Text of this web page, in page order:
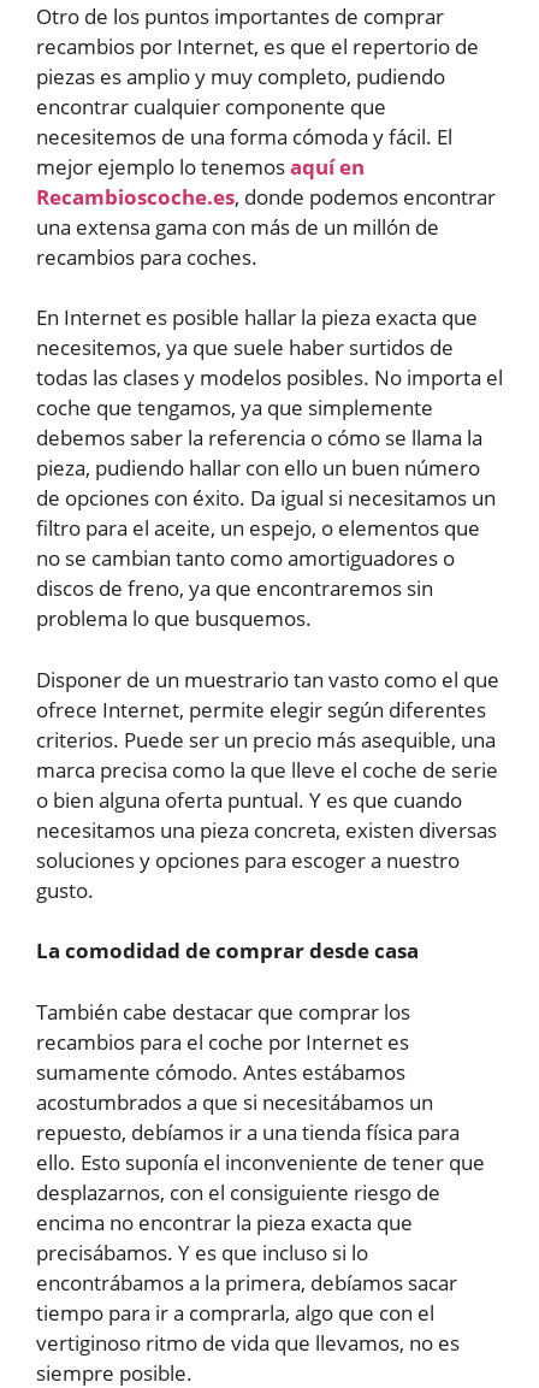
Otro de los puntos importantes de comprar
recambios por Internet, es que el repertorio de
piezas es amplio y muy completo, pudiendo
encontrar cualquier componente que
necesitemos de una forma cómoda y fácil. El
mejor ejemplo lo tenemosaquí en
Recambioscoche.es, donde podemos encontrar
una extensa gama con más de un millón de
recambios para coches.
En Internet es posible hallar la pieza exacta que
necesitemos, ya que suele haber surtidos de
todas las clases y modelos posibles. No importa el
coche que tengamos, ya que simplemente
debemos saber la referencia o cómo se llama la
pieza, pudiendo hallar con ello un buen número
de opciones con éxito. Da igual si necesitamos un
filtro para el aceite, un espejo, o elementos que
no se cambian tanto como amortiguadores o
discos de freno, ya que encontraremos sin
problema lo que busquemos.
Disponer de un muestrario tan vasto como el que
ofrece Internet, permite elegir según diferentes
criterios. Puede ser un precio más asequible, una
marca precisa como la que lleve el coche de serie
o bien alguna oferta puntual. Y es que cuando
necesitamos una pieza concreta, existen diversas
soluciones y opciones para escoger a nuestro
gusto.
La comodidad de comprar desde casa
También cabe destacar que comprar los
recambios para el coche por Internet es
sumamente cómodo. Antes estábamos
acostumbrados a que si necesitábamos un
repuesto, debíamos ir a una tienda física para
ello. Esto suponía el inconveniente de tener que
desplazarnos, con el consiguiente riesgo de
encima no encontrar la pieza exacta que
precisábamos. Y es que incluso si lo
encontrábamos a la primera, debíamos sacar
tiempo para ir a comprarla, algo que con el
vertiginoso ritmo de vida que llevamos, no es
siempre posible.